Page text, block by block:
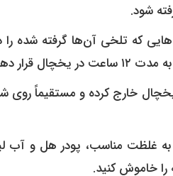
شود.
که تلخی آن‌ها گرفته شده
قرار دهید.
از یخچال خارج کرده و مستقیماً
غلظت مناسب، پودر هل و آب
خاموش کنید.